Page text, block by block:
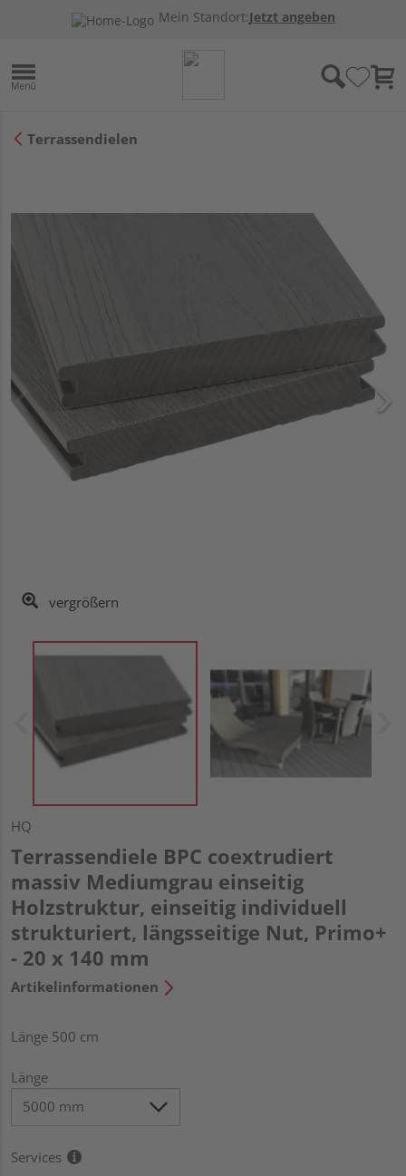
Mein Standort:Jetzt angeben
Terrassendielen
vergrößern
HQ
Terrassendiele BPC coextrudiert
massiv Mediumgrau einseitig
Holzstruktur, einseitig individuell
strukturiert, längsseitige Nut, Primo+
- 20 x 140 mm
Artikelinformationen
Länge 500 cm
Länge
Services